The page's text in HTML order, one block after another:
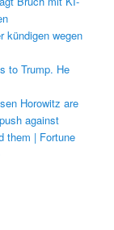
kündigen wegen
to Trump. He
Horowitz are
against
them | Fortune